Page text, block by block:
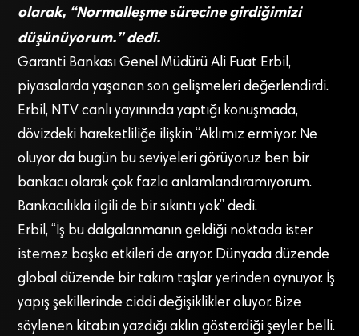
olarak, “Normalleşme sürecine girdiğimizi
düşünüyorum.” dedi.
Garanti Bankası Genel Müdürü Ali Fuat Erbil,
piyasalarda yaşanan son gelişmeleri değerlendirdi.
Erbil, NTV canlı yayınında yaptığı konuşmada,
dövizdeki hareketliliğe ilişkin “Aklımız ermiyor. Ne
oluyor da bugün bu seviyeleri görüyoruz ben bir
bankacı olarak çok fazla anlamlandıramıyorum.
Bankacılıkla ilgili de bir sıkıntı yok” dedi.
Erbil, “İş bu dalgalanmanın geldiği noktada ister
istemez başka etkileri de arıyor. Dünyada düzende
global düzende bir takım taşlar yerinden oynuyor. İş
yapış şekillerinde ciddi değişiklikler oluyor. Bize
söylenen kitabın yazdığı aklın gösterdiği şeyler belli.